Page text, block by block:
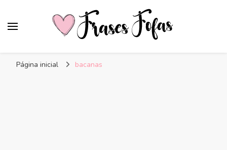
Página inicial bacanas